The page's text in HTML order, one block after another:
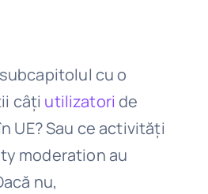
cu o
câți utilizatori de
UE? Sau ce activități
moderation au
nu,